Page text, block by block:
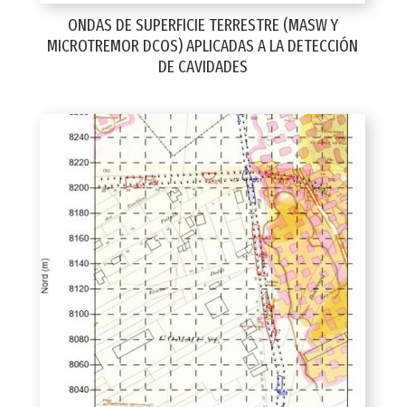
ONDAS DE SUPERFICIE TERRESTRE (MASW Y
MICROTREMOR DCOS) APLICADAS A LA DETECCIÓN
DE CAVIDADES